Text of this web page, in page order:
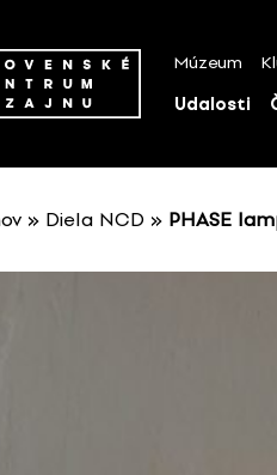
Múzeum
Udalosti
» Diela NCD » PHASE